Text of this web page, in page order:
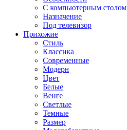
С компьютерным столом
Назначение
Под телевизор
Прихожие
Стиль
Классика
Современные
Модерн
Цвет
Белые
Венге
Светлые
Темные
Размер